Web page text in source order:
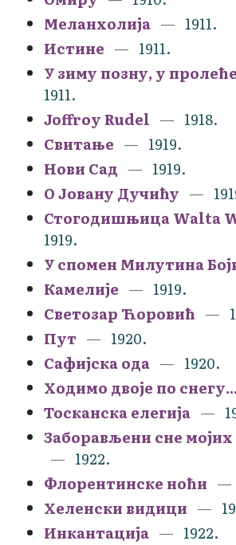
Меланхолија
1911.
Истине
1911.
У зиму позну, у
1911.
Joffroy Rudel
1918.
Свитање
1919.
Нови Сад
1919.
О Јовану Дучићу
Стогодишњица Walta
1919.
У спомен Милутина
Камелије
1919.
Светозар Ћоровић
Пут
1920.
Сафијска ода
1920.
Ходимо двоје по снегу...
Тосканска елегија
Заборављени сне
1922.
Флорентинске ноћи
Хеленски видици
Инкантација
1922.